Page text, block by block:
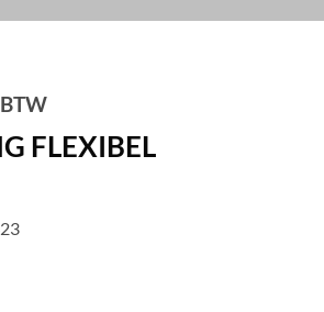
FLEXIBEL